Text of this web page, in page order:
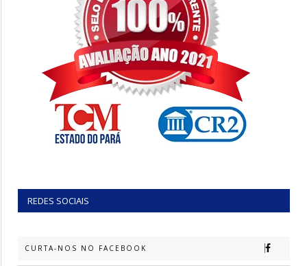
REDES SOCIAIS
CURTA-NOS NO FACEBOOK